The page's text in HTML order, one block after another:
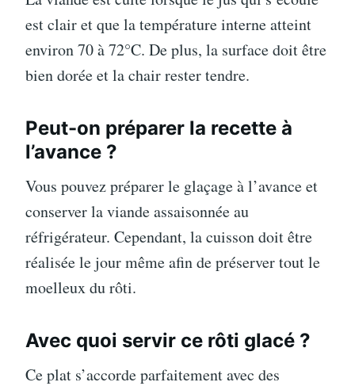
est clair et que la température interne atteint
environ 70 à 72°C. De plus, la surface doit être
bien dorée et la chair rester tendre.
Peut-on préparer la recette à
l’avance ?
Vous pouvez préparer le glaçage à l’avance et
conserver la viande assaisonnée au
réfrigérateur. Cependant, la cuisson doit être
réalisée le jour même afin de préserver tout le
moelleux du rôti.
Avec quoi servir ce rôti glacé ?
Ce plat s’accorde parfaitement avec des